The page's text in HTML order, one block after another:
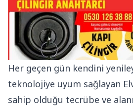
Her geçen gün kendini
teknolojiye uyum sağlayan
sahip olduğu tecrübe ve